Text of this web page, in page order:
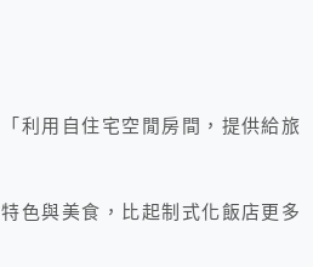
利用自住宅空閒房間，提供給旅
色與美食，比起制式化飯店更多